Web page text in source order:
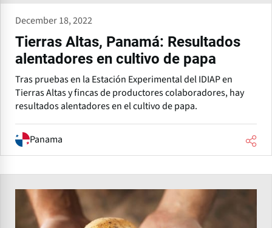
December 18, 2022
Tierras Altas, Panamá: Resultados
alentadores en cultivo de papa
Tras pruebas en la Estación Experimental del IDIAP en
Tierras Altas y fincas de productores colaboradores, hay
resultados alentadores en el cultivo de papa.
Panama